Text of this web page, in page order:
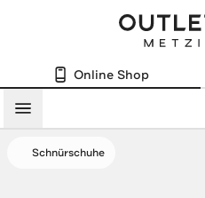
Online Shop
Menü
Schnürschuhe